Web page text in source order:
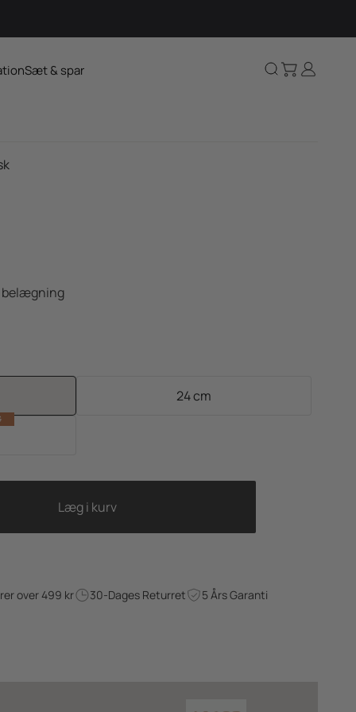
Sæt & spar SøgKurv Log ind
belægning
24 cm
Læg i kurv
over 499 kr 30-Dages Returret 5 Års Garanti